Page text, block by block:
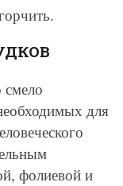
для
фолиевой и